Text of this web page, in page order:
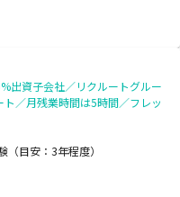
出資子会社／リクルートグルー
／月残業時間は5時間／フレッ
目安：3年程度）